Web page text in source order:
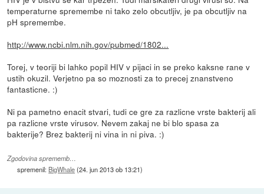
temperaturne spremembe ni tako zelo obcutljiv, je pa obcutljiv na
pH spremembe.
http://www.ncbi.nlm.nih.gov/pubmed/1802...
Torej, v teoriji bi lahko popil HIV v pijaci in se preko kaksne rane v
ustih okuzil. Verjetno pa so moznosti za to precej znanstveno
fantasticne. :)
Ni pa pametno enacit stvari, tudi ce gre za razlicne vrste bakterij ali
pa razlicne vrste virusov. Nevem zakaj ne bi blo spasa za
bakterije? Brez bakterij ni vina in ni piva. :)
Zgodovina sprememb…
spremenil: BigWhale(24. jun 2013 ob 13:21)